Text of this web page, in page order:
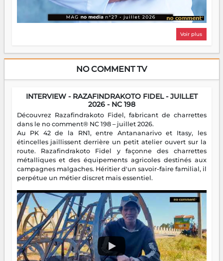
Voir plus
NO COMMENT TV
INTERVIEW - RAZAFINDRAKOTO FIDEL - JUILLET
2026 - NC 198
Découvrez Razafindrakoto Fidel, fabricant de charrettes
dans le no comment® NC 198 – juillet 2026.
Au PK 42 de la RN1, entre Antananarivo et Itasy, les
étincelles jaillissent derrière un petit atelier ouvert sur la
route. Razafindrakoto Fidel y façonne des charrettes
métalliques et des équipements agricoles destinés aux
campagnes malgaches. Héritier d'un savoir-faire familial, il
perpétue un métier discret mais essentiel.